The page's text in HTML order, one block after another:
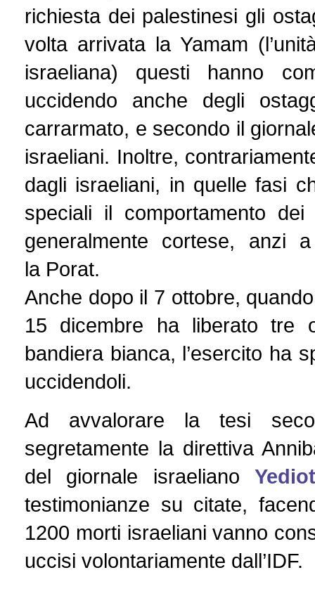
richiesta dei palestinesi gli
volta arrivata la Yamam
israeliana) questi hanno
uccidendo anche degli
carrarmato, e secondo il
israeliani. Inoltre,
dagli israeliani, in quelle fasi
speciali il comportamento
generalmente cortese, anzi
la Porat.
Anche dopo il 7 ottobre,
15 dicembre ha liberato tre
bandiera bianca, l’esercito ha
uccidendoli.
Ad avvalorare la tesi
segretamente la direttiva
del giornale israeliano
testimonianze su citate,
1200 morti israeliani vanno
uccisi volontariamente dall’IDF.